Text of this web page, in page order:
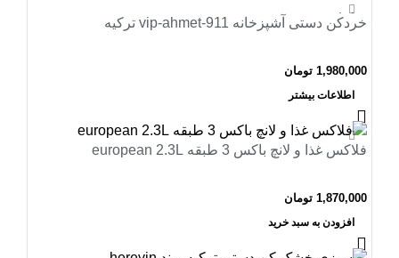
اتمام موجودی
خردکن دستی آشپزخانه vip-ahmet-911 ترکیه
1,980,000 تومان
اطلاعات بیشتر
فلاکس غذا و لانچ باکس 3 طبقه european 2.3L
1,870,000 تومان
افزودن به سبد خرید